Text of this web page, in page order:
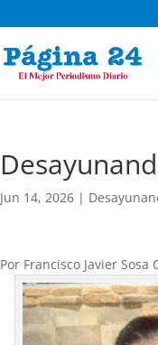
Jun 14, 2026 |
Por Francisco Javier Sosa